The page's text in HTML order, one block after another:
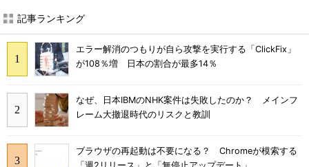
記事ランキング
エラー解消のつもりが自ら攻撃を実行する「ClickFix」
が108％増 日本の割合が最多14％
なぜ、日本IBMのNHK案件は失敗したのか？ メインフ
レーム大撤退時代のリスクと教訓
ブラウザの再起動は不要になる？ Chromeが模索する